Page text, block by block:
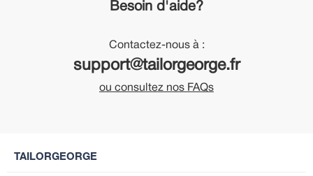
Besoin d'aide?
Contactez-nous à :
support@tailorgeorge.fr
ou consultez nos FAQs
TAILORGEORGE